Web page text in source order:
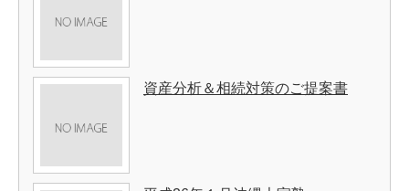
資産分析＆相続対策のご提案書